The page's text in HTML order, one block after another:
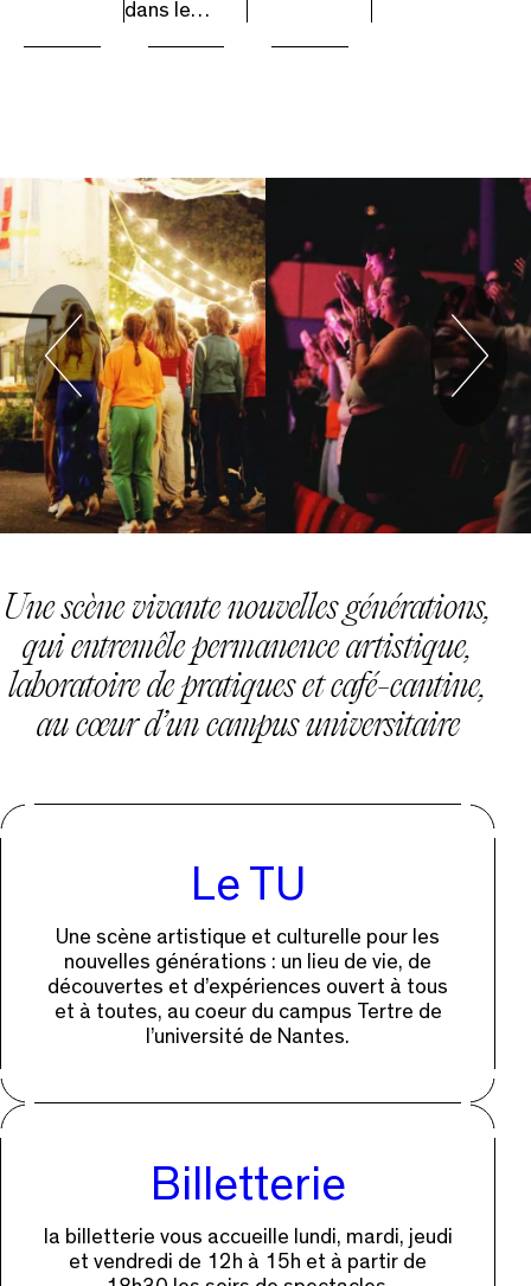
dans le…
Précédent
Une scène vivante nouvelles générations,
qui entremêle permanence artistique,
laboratoire de pratiques et café-cantine,
au cœur d’un campus universitaire
Le TU
Une scène artistique et culturelle pour les
nouvelles générations : un lieu de vie, de
découvertes et d’expériences ouvert à tous
et à toutes, au coeur du campus Tertre de
l’université de Nantes.
Billetterie
la billetterie vous accueille lundi, mardi, jeudi
et vendredi de 12h à 15h et à partir de